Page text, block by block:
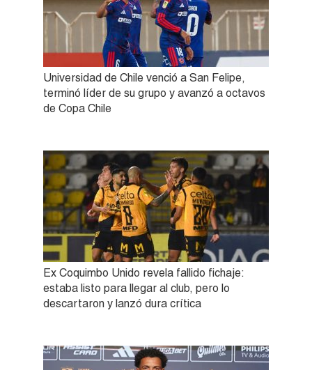
Universidad de Chile venció a San Felipe,
terminó líder de su grupo y avanzó a octavos
de Copa Chile
Ex Coquimbo Unido revela fallido fichaje:
estaba listo para llegar al club, pero lo
descartaron y lanzó dura crítica